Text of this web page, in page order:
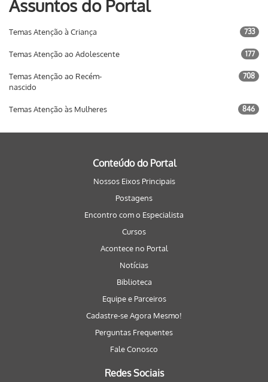
Assuntos do Portal
Temas Atenção à Criança 733
Temas Atenção ao Adolescente 177
Temas Atenção ao Recém-
nascido
708
Temas Atenção às Mulheres 846
Conteúdo do Portal
Nossos Eixos Principais
Postagens
Encontro com o Especialista
Cursos
Acontece no Portal
Notícias
Biblioteca
Equipe e Parceiros
Cadastre-se Agora Mesmo!
Perguntas Frequentes
Fale Conosco
Redes Sociais